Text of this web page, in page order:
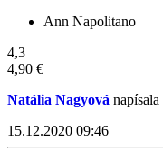
Ann Napolitano
4,3
4,90 €
Natália Nagyová napísala
15.12.2020 09:46